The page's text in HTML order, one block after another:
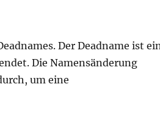
Der Deadname ist
Die Namensänderung
um eine